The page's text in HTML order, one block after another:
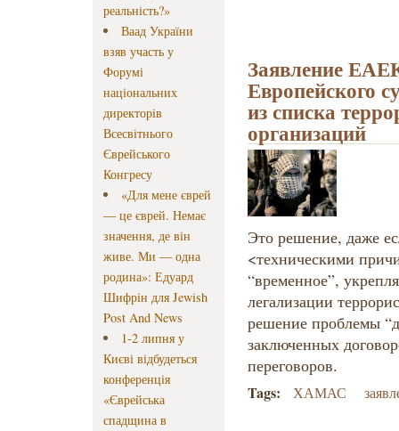
реальність?»
Ваад України
взяв участь у
Форумі
національних
директорів
Всесвітнього
Єврейського
Конгресу
«Для мене єврей
— це єврей. Немає
значення, де він
живе. Ми — одна
родина»: Едуард
Шифрін для Jewish
Post And News
1-2 липня у
Києві відбудеться
конференція
«Єврейська
спадщина в
Заявление
Европейского
из списка
организаций
Это решение, даже
<техническими
“временное”,
легализации
решение проблемы
заключенных
переговоров.
Tags: ХАМАС